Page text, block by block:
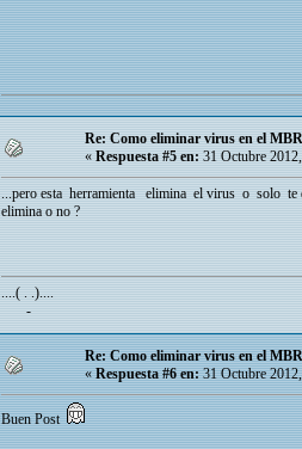
Re: Como eliminar virus en el MBR
« Respuesta #5 en: 31 Octubre
...pero esta herramienta elimina el virus o solo te
elimina o no ?
....( . .)....
-
Re: Como eliminar virus en el MBR
«Respuesta #6 en:31 Octubre
Buen Post